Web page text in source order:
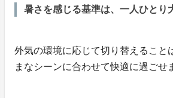
暑さを感じる基準は、一人ひとり
外気の環境に応じて切り替えること
まなシーンに合わせて快適に過ごせ